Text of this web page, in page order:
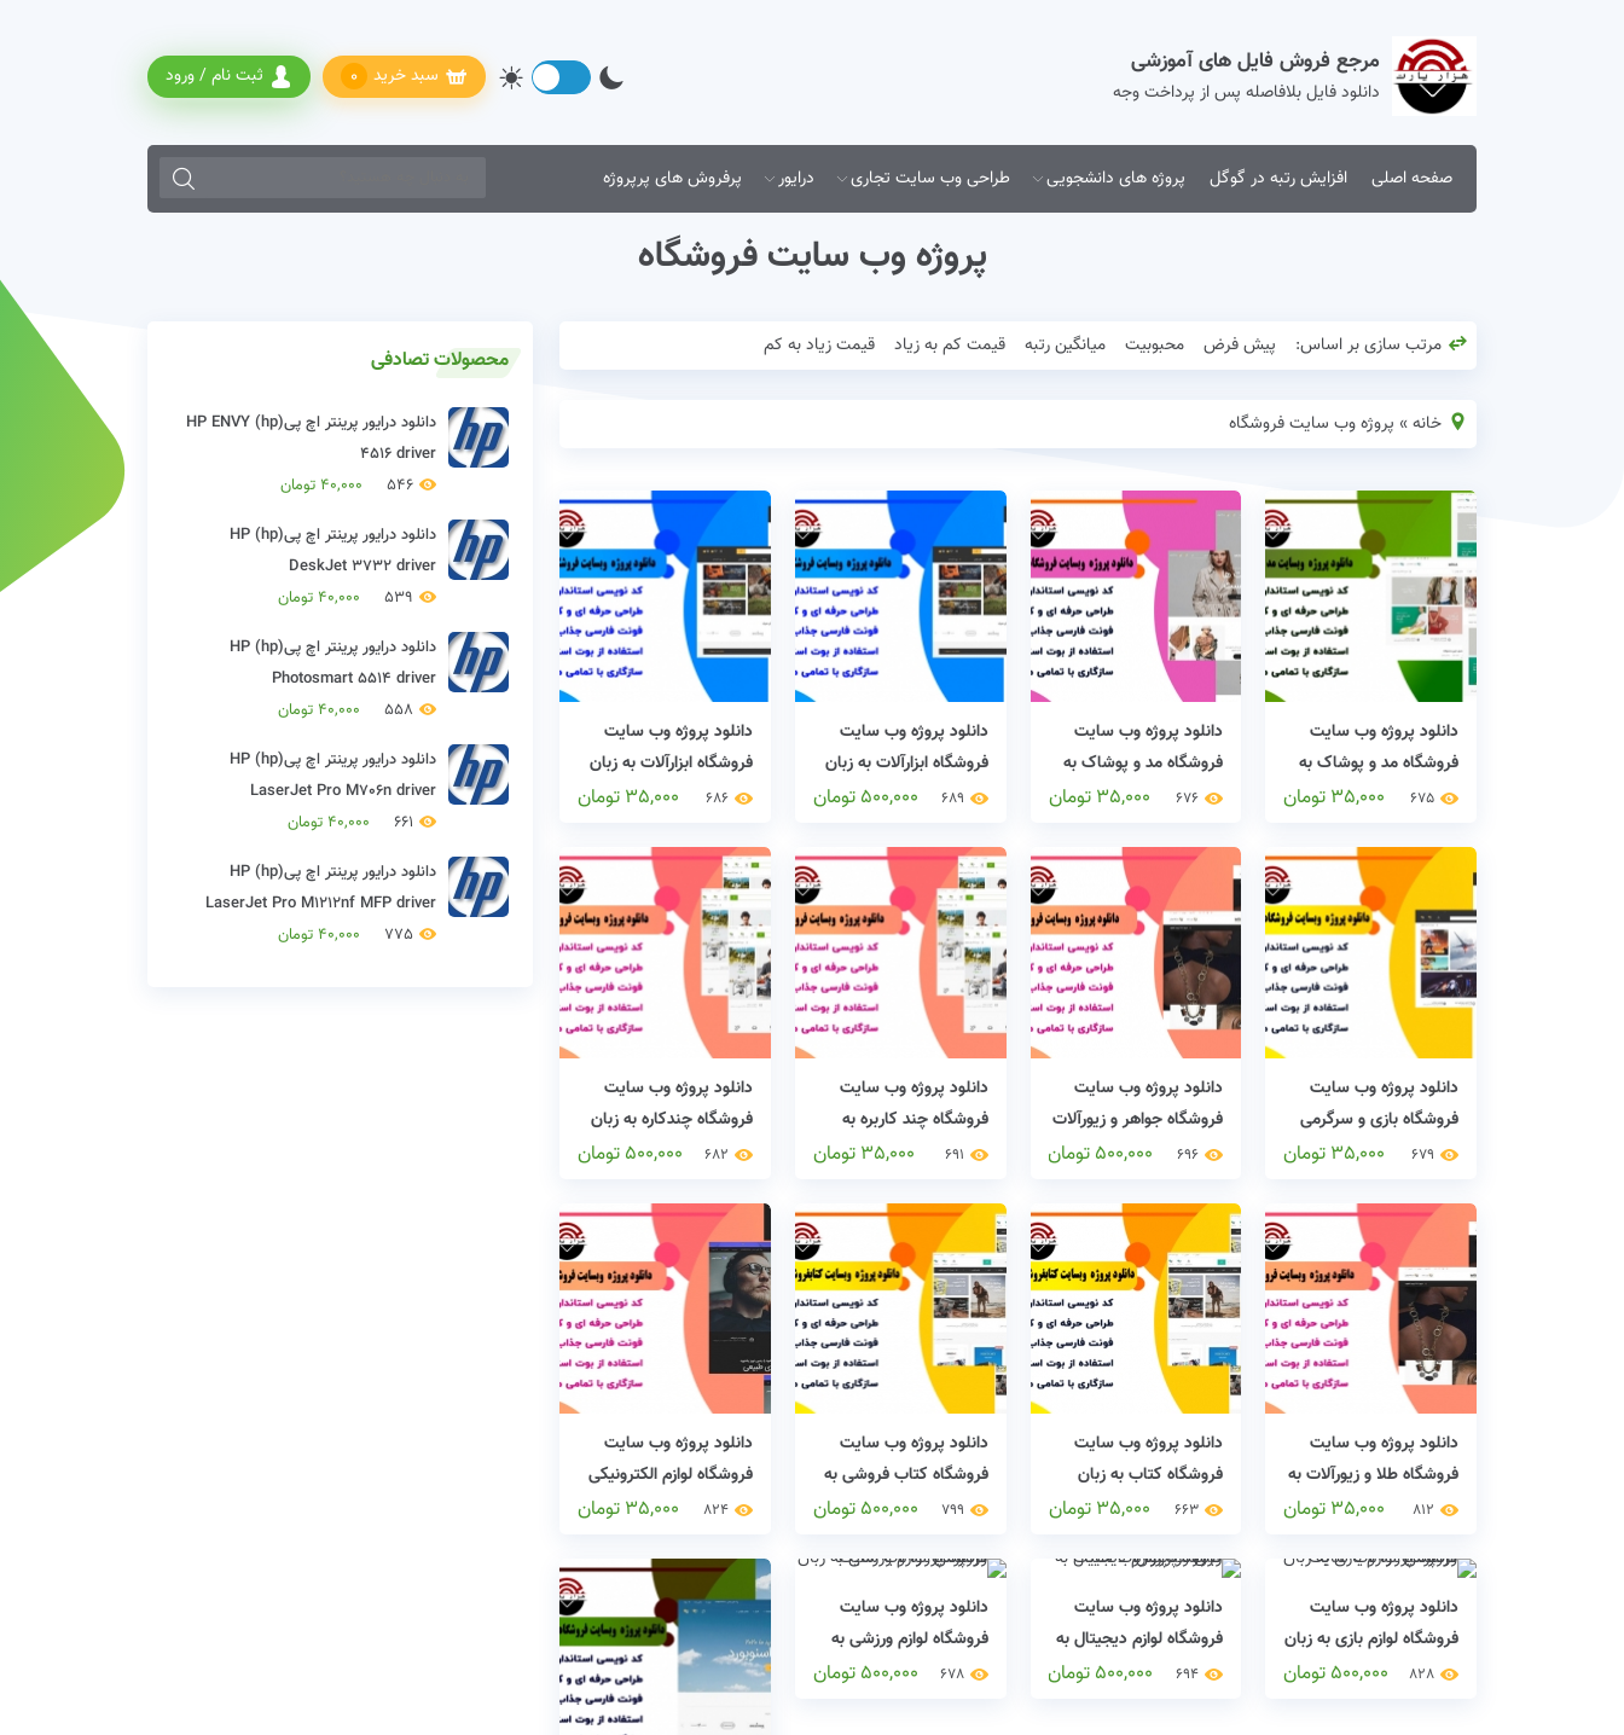
مرجع فروش فایل های آموزشی
دانلود فایل بلافاصله پس از پرداخت وجه
ثبت نام / ورود سبد خرید 0
صفحه اصلی افزایش رتبه در گوگل پروژه های دانشجویی طراحی وب سایت تجاری درایور پرفروش های پرپروژه زمانی که نتایج خودکار نمایش داده شده از دکمه های بالا و پایین
پروژه وب سایت فروشگاه
مرتب سازی بر اساس: پیش فرض محبوبیت میانگین رتبه قیمت کم به زیاد قیمت زیاد به کم
خانه» پروژه وب سایت فروشگاه
دانلود پروژه وب سایت
فروشگاه مد و پوشاک به
زبان asp.net675
35,000 تومان
دانلود پروژه وب سایت
فروشگاه مد و پوشاک به
زبان asp.net676
35,000 تومان
دانلود پروژه وب سایت
فروشگاه ابزارآلات به زبان
وردپرس
689
500,000 تومان
دانلود پروژه وب سایت
فروشگاه ابزارآلات به زبان
asp.net
686
35,000 تومان
دانلود پروژه وب سایت
فروشگاه بازی و سرگرمی
به زبان asp.net
679
35,000 تومان
دانلود پروژه وب سایت
فروشگاه جواهر و زیورآلات
به زبان وردپرس
696
500,000 تومان
دانلود پروژه وب سایت
فروشگاه چند کاربره به
زبان asp.net691
35,000 تومان
دانلود پروژه وب سایت
فروشگاه چندکاره به زبان
وردپرس
682
500,000 تومان
دانلود پروژه وب سایت
فروشگاه طلا و زیورآلات به
زبان asp.net812
35,000 تومان
دانلود پروژه وب سایت
فروشگاه کتاب به زبان
asp.net
663
35,000 تومان
دانلود پروژه وب سایت
فروشگاه کتاب فروشی به
زبان وردپرس
799
500,000 تومان
دانلود پروژه وب سایت
فروشگاه لوازم الکترونیکی
به زبان asp.net
824
35,000 تومان
دانلود پروژه وب سایت
فروشگاه لوازم بازی به زبان
وردپرس
828
500,000 تومان
دانلود پروژه وب سایت
فروشگاه لوازم دیجیتال به
زبان وردپرس
694
500,000 تومان
دانلود پروژه وب سایت
فروشگاه لوازم ورزشی به
زبان وردپرس
678
500,000 تومان
محصولات تصادفی
دانلود درایور پرینتر اچ پی(hp) HP ENVY
4516 driver
546
40,000 تومان
دانلود درایور پرینتر اچ پی(hp) HP
DeskJet 3732 driver
539
40,000 تومان
دانلود درایور پرینتر اچ پی(hp) HP
Photosmart 5514 driver
558
40,000 تومان
دانلود درایور پرینتر اچ پی(hp) HP
LaserJet Pro M706n driver
661
40,000 تومان
دانلود درایور پرینتر اچ پی(hp) HP
LaserJet Pro M1212nf MFP driver
775
40,000 تومان